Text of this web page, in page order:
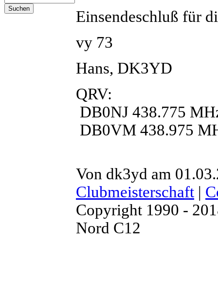
Einsendeschluß für
vy 73
Hans, DK3YD
QRV:
DB0NJ 438.775
DB0VM 438.975
Von dk3yd am
Clubmeisterschaft |
Copyright 1990 -
Nord C12